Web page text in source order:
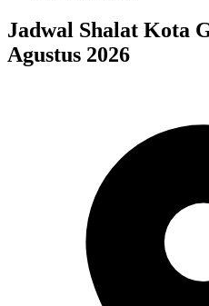
Jadwal Shalat Kota
Agustus 2026